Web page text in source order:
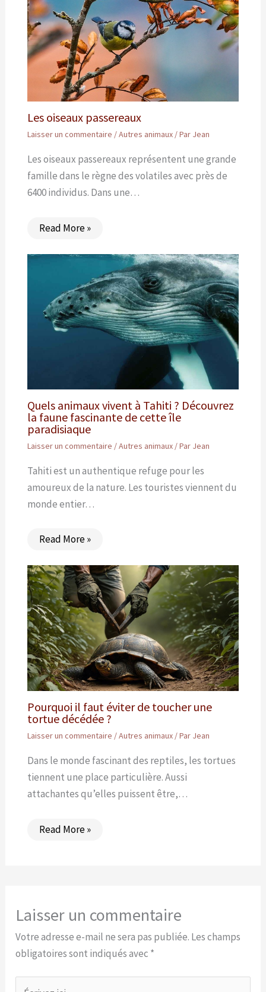
Les oiseaux passereaux
Laisser un commentaire /Autres animaux/ Par Jean
Les oiseaux passereaux représentent une grande
famille dans le règne des volatiles avec près de
6400 individus. Dans une…
Read More »
Quels animaux vivent à Tahiti ? Découvrez
la faune fascinante de cette île
paradisiaque
Laisser un commentaire /Autres animaux/ Par Jean
Tahiti est un authentique refuge pour les
amoureux de la nature. Les touristes viennent du
monde entier…
Read More »
Pourquoi il faut éviter de toucher une
tortue décédée ?
Laisser un commentaire /Autres animaux/ Par Jean
Dans le monde fascinant des reptiles, les tortues
tiennent une place particulière. Aussi
attachantes qu’elles puissent être,…
Read More »
Laisser un commentaire
Votre adresse e-mail ne sera pas publiée. Les champs
obligatoires sont indiqués avec *
Écrivez